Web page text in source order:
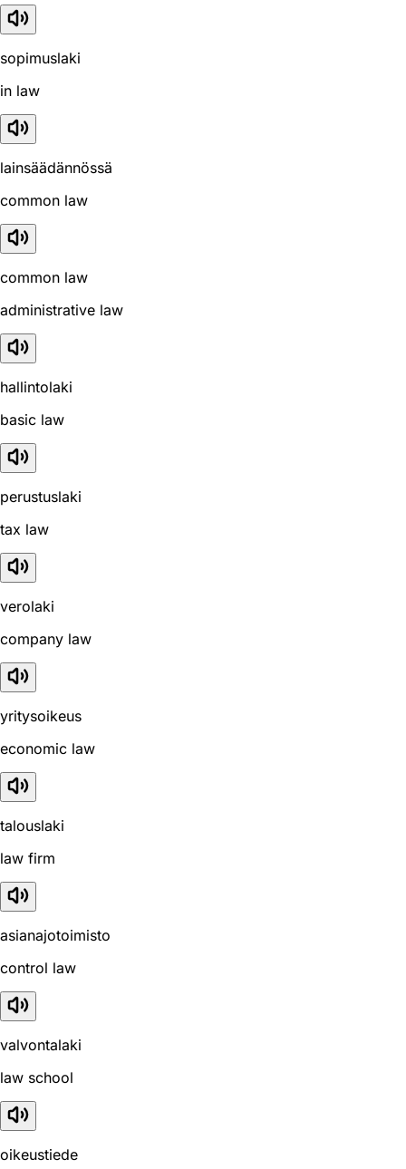
sopimuslaki
in law
lainsäädännössä
common law
common law
administrative law
hallintolaki
basic law
perustuslaki
tax law
verolaki
company law
yritysoikeus
economic law
talouslaki
law firm
asianajotoimisto
control law
valvontalaki
law school
oikeustiede